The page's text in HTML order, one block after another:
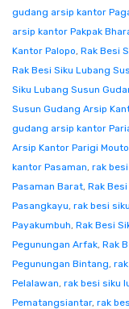
gudang arsip kantor
arsip kantor Pakpak
Kantor Palopo, Rak Besi
Rak Besi Siku Lubang
Siku Lubang Susun
Susun Gudang Arsip
gudang arsip kantor
Arsip Kantor Parigi
kantor Pasaman, rak
Pasaman Barat, Rak
Pasangkayu, rak besi
Payakumbuh, Rak Besi
Pegunungan Arfak, Rak
Pegunungan Bintang,
Pelalawan, rak besi siku
Pematangsiantar, rak